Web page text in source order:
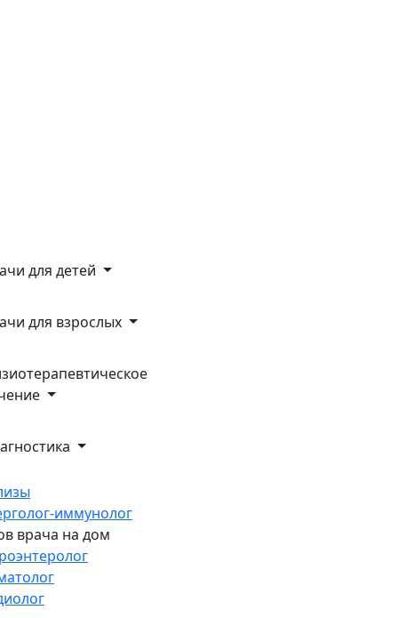
для детей
для взрослых
иммунолог
врача на дом